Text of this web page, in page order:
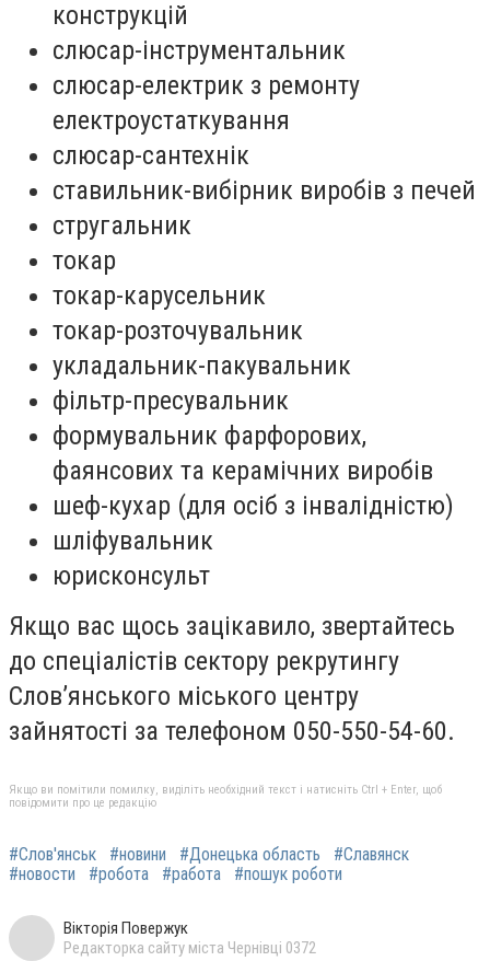
конструкцій
слюсар-інструментальник
слюсар-електрик з ремонту
електроустаткування
слюсар-сантехнік
ставильник-вибірник виробів з печей
стругальник
токар
токар-карусельник
токар-розточувальник
укладальник-пакувальник
фільтр-пресувальник
формувальник фарфорових,
фаянсових та керамічних виробів
шеф-кухар (для осіб з інвалідністю)
шліфувальник
юрисконсульт
Якщо вас щось зацікавило, звертайтесь
до спеціалістів сектору рекрутингу
Слов’янського міського центру
зайнятості за телефоном 050-550-54-60.
Якщо ви помітили помилку, виділіть необхідний текст і натисніть Ctrl + Enter, щоб
повідомити про це редакцію
#Слов'янськ #новини #Донецька область
#Славянск
#новости
#робота #работа #пошук роботи
Вікторія Повержук
Редакторка сайту міста Чернівці 0372